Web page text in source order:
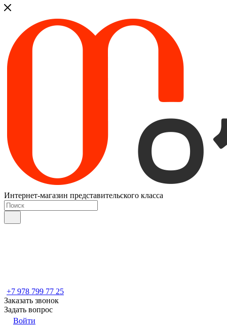
Интернет-магазин представительского класса
+7 978 799 77 25
Заказать звонок
Задать вопрос
Войти